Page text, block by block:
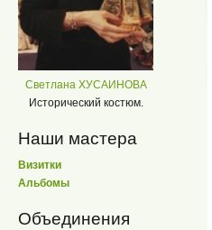
Светлана ХУСАИНОВА
Исторический костюм.
Наши мастера
Визитки
Альбомы
Объединения